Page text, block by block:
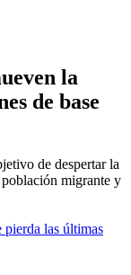
la
de base
de despertar la
migrante y
las últimas